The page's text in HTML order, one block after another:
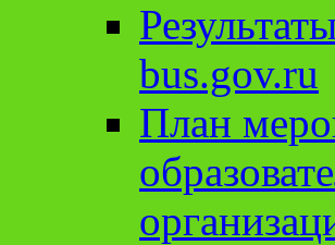
bus.gov.ru
План